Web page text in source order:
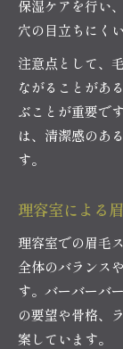
保湿ケアを行い
穴の目立ちにく
注意点として、
ながることがあ
ぶことが重要で
は、清潔感のあ
す。
理容室による
理容室での眉毛
全体のバランス
す。バーバーバ
の要望や骨格、
案しています。